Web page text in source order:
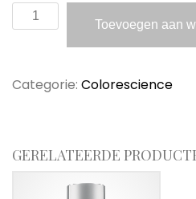
Colorescience
Protection
Glow
Toevoegen aan
Categorie: Colorescience
GERELATEERDE